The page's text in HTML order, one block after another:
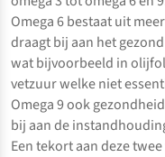
Omega 6 bestaat uit
draagt bij aan het
wat bijvoorbeeld in
vetzuur welke niet
Omega 9 ook
bij aan de
Een tekort aan deze